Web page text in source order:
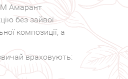
Амарант
без зайвої
композиції, а
враховують: